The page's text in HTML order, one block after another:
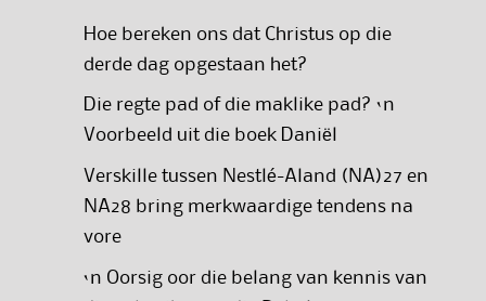
Hoe bereken ons dat Christus op die
derde dag opgestaan het?
Die regte pad of die maklike pad? ‘n
Voorbeeld uit die boek Daniël
Verskille tussen Nestlé-Aland (NA)27 en
NA28 bring merkwaardige tendens na
vore
‘n Oorsig oor die belang van kennis van